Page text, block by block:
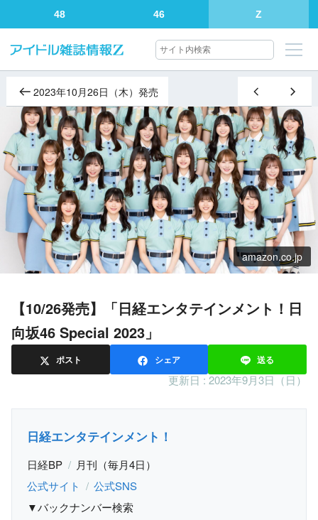
48 46 Z
2023年10月26日（木）発売
amazon.co.jp
【10/26発売】「日経エンタテインメント！日
向坂46 Special 2023」
ポスト シェア 送る
更新日 : 2023年9月3日（日）
日経エンタテインメント！
日経BP
月刊（毎月4日）
公式サイト
公式SNS
▼バックナンバー検索